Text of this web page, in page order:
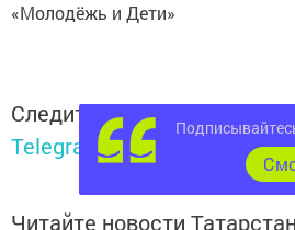
«Молодёжь и Дети»
Следите за самым
Telegram-канале
Татмедиа
Читайте новости